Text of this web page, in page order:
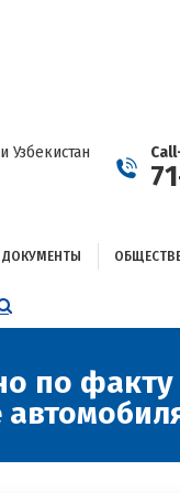
Узбекистан
ДОКУМЕНТЫ
по